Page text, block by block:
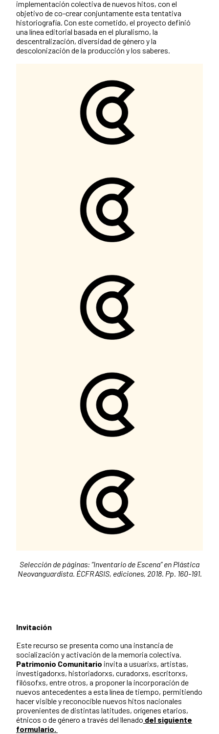
implementación colectiva de nuevos hitos, con el
objetivo de co-crear conjuntamente esta tentativa
historiografía. Con este cometido, el proyecto definió
una línea editorial basada en el pluralismo, la
descentralización, diversidad de género y la
descolonización de la producción y los saberes.
Selección de páginas: “Inventario de Escena” en Plástica
Neovanguardista. ÉCFRASIS, ediciones, 2018. Pp. 160-191.
Invitación
Este recurso se presenta como una instancia de
socialización y activación de la memoria colectiva.
Patrimonio Comunitario invita a usuarixs, artistas,
investigadorxs, historiadorxs, curadorxs, escritorxs,
filósofxs, entre otros, a proponer la incorporación de
nuevos antecedentes a esta línea de tiempo, permitiendo
hacer visible y reconocible nuevos hitos nacionales
provenientes de distintas latitudes, orígenes etarios,
étnicos o de género a través del llenado del siguiente
formulario.